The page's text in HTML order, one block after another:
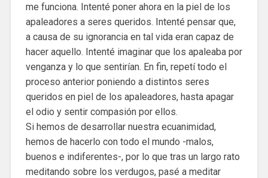
me funciona. Intenté poner ahora en la piel de los
apaleadores a seres queridos. Intenté pensar que,
a causa de su ignorancia en tal vida eran capaz de
hacer aquello. Intenté imaginar que los apaleaba por
venganza y lo que sentirían. En fin, repetí todo el
proceso anterior poniendo a distintos seres
queridos en piel de los apaleadores, hasta apagar
el odio y sentir compasión por ellos.
Si hemos de desarrollar nuestra ecuanimidad,
hemos de hacerlo con todo el mundo -malos,
buenos e indiferentes-, por lo que tras un largo rato
meditando sobre los verdugos, pasé a meditar